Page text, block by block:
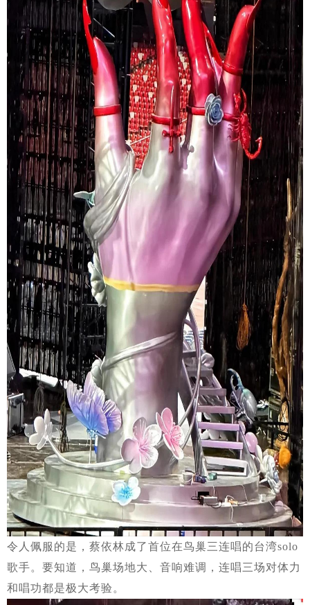
令人佩服的是，蔡依林成了首位在鸟巢三连唱的台湾solo
歌手。要知道，鸟巢场地大、音响难调，连唱三场对体力
和唱功都是极大考验。